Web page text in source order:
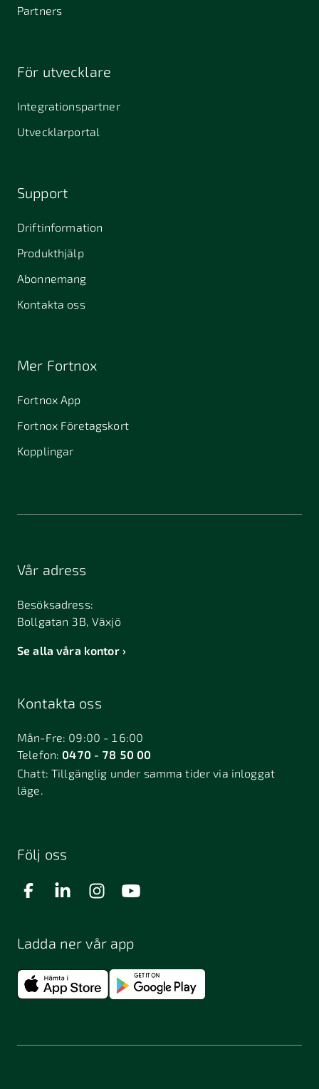
Partners
För utvecklare
Integrationspartner
Utvecklarportal
Support
Driftinformation
Produkthjälp
Abonnemang
Kontakta oss
Mer Fortnox
Fortnox App
Fortnox Företagskort
Kopplingar
Vår adress
Besöksadress:
Bollgatan 3B, Växjö
Se alla våra kontor
Kontakta oss
Mån-Fre: 09:00 - 16:00
Telefon:0470 - 78 50 00
Chatt:Tillgänglig under samma tider via inloggat
läge.
Följ oss
Ladda ner vår app